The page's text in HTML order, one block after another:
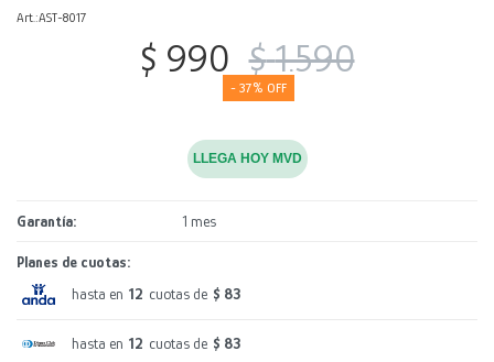
AST-8017
$ 990 $ 1.590
37
LLEGA HOY MVD
Garantía 1 mes
Planes de cuotas:
hasta en 12 cuotas de $ 83
hasta en 12 cuotas de $ 83